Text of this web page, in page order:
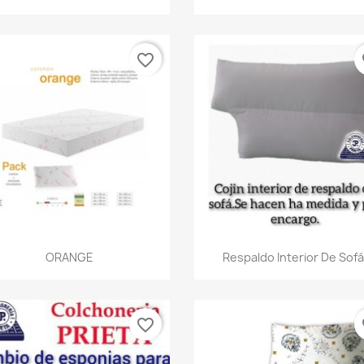
Vista rápida
ORANGE
favorite_border
Vista rápida
Respaldo Interior De
favorite_border